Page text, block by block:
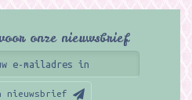
onze nieuwsbrief
nieuwsbrief